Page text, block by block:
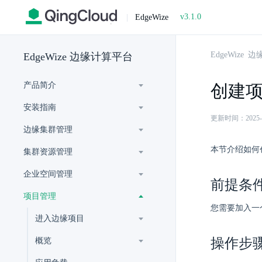
| EdgeWize v3.1.0
EdgeWize 边缘计算平台
产品简介
安装指南
边缘集群管理
集群资源管理
企业空间管理
项目管理
进入边缘项目
概览
EdgeWize 边
创建
更新时间：
本节介绍如
前提条
您需要加入
操作步